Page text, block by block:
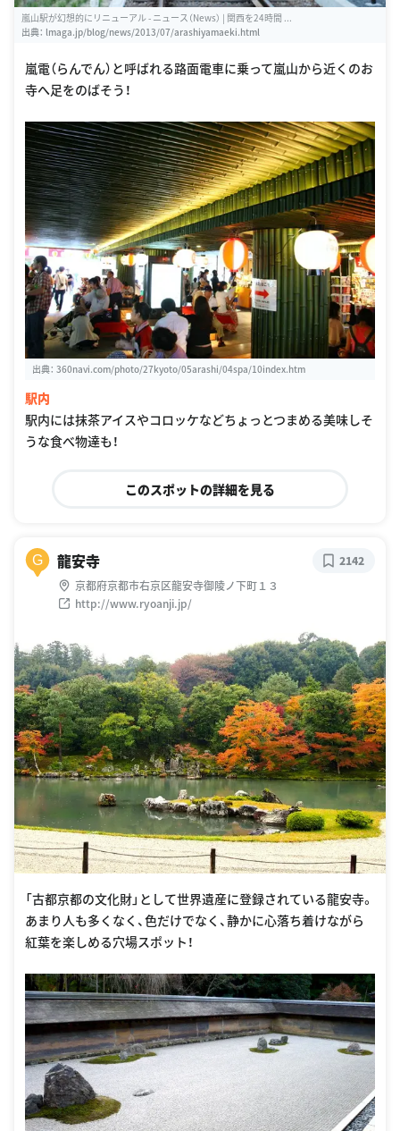
嵐山駅が幻想的にリニューアル - ニュース（News） | 関西を24時間 ...
出典： lmaga.jp/blog/news/2013/07/arashiyamaeki.html
嵐電（らんでん）と呼ばれる路面電車に乗って嵐山から近くのお
寺へ足をのばそう！
出典： 360navi.com/photo/27kyoto/05arashi/04spa/10index.htm
駅内
駅内には抹茶アイスやコロッケなどちょっとつまめる美味しそ
うな食べ物達も！
このスポットの詳細を見る
G 龍安寺
京都府京都市右京区龍安寺御陵ノ下町１３
http://www.ryoanji.jp/
2142
「古都京都の文化財」として世界遺産に登録されている龍安寺。
あまり人も多くなく、色だけでなく、静かに心落ち着けながら
紅葉を楽しめる穴場スポット！